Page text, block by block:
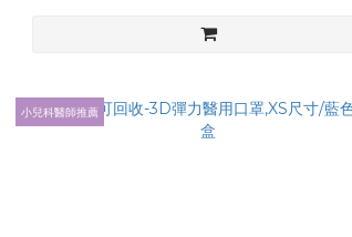
小兒科醫師推薦